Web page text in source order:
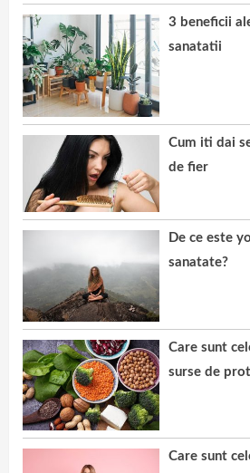
3 beneficii
sanatatii
Cum iti dai
de fier
De ce este
sanatate?
Care sunt
surse de
Care sunt